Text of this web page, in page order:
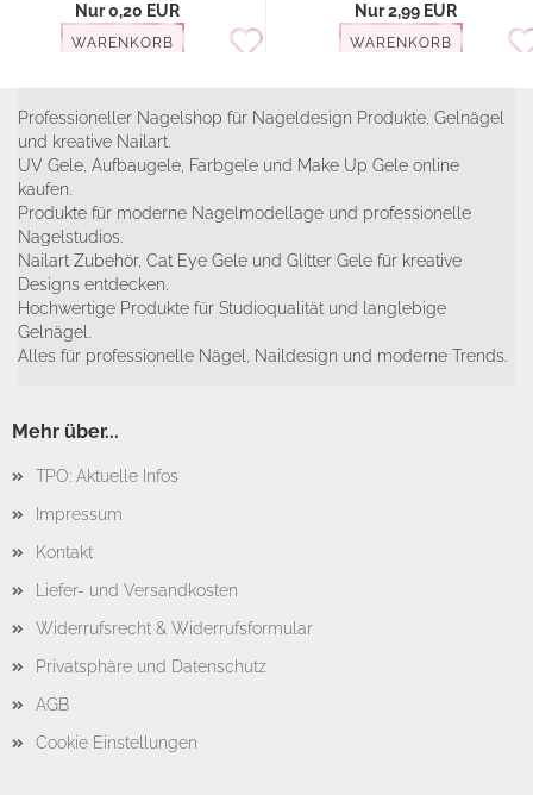
Nur 0,20 EUR
WARENKORB
Nur 2,99 EUR
WARENKORB
Professioneller Nagelshop für Nageldesign Produkte, Gelnägel
und kreative Nailart.
UV Gele, Aufbaugele, Farbgele und Make Up Gele online
kaufen.
Produkte für moderne Nagelmodellage und professionelle
Nagelstudios.
Nailart Zubehör, Cat Eye Gele und Glitter Gele für kreative
Designs entdecken.
Hochwertige Produkte für Studioqualität und langlebige
Gelnägel.
Alles für professionelle Nägel, Naildesign und moderne Trends.
Mehr über...
TPO: Aktuelle Infos
Impressum
Kontakt
Liefer- und Versandkosten
Widerrufsrecht & Widerrufsformular
Privatsphäre und Datenschutz
AGB
Cookie Einstellungen